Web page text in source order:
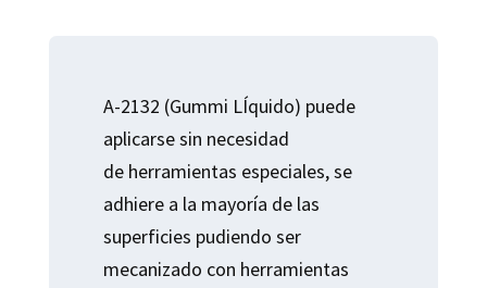
A-2132 (Gummi LÍquido) puede
aplicarse sin necesidad
de herramientas especiales, se
adhiere a la mayoría de las
superficies pudiendo ser
mecanizado con herramientas